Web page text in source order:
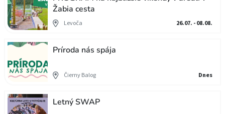
Žabia cesta
Levoča 26.07. - 08.08.
Príroda nás spája
Čierny Balog Dnes
Letný SWAP